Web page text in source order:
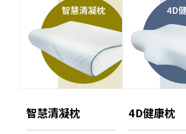
智慧清凝枕 4D健康枕